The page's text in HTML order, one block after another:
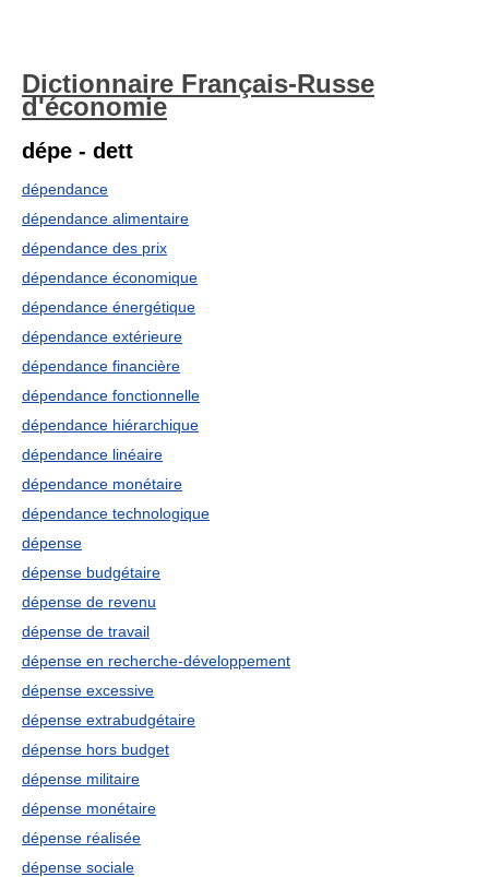
Dictionnaire Français-Russe
d'économie
dépe - dett
dépendance
dépendance alimentaire
dépendance des prix
dépendance économique
dépendance énergétique
dépendance extérieure
dépendance financière
dépendance fonctionnelle
dépendance hiérarchique
dépendance linéaire
dépendance monétaire
dépendance technologique
dépense
dépense budgétaire
dépense de revenu
dépense de travail
dépense en recherche-développement
dépense excessive
dépense extrabudgétaire
dépense hors budget
dépense militaire
dépense monétaire
dépense réalisée
dépense sociale